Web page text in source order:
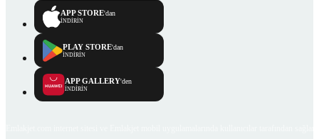
APP STORE'dan
İNDİRİN
PLAY STORE'dan
İNDİRİN
APP GALLERY'den
İNDİRİN